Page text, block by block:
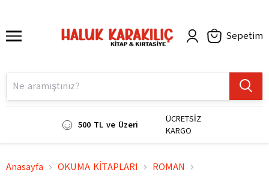
Sepetim
500 TL ve Üzeri
ÜCRETSİZ
KARGO
Anasayfa OKUMA KİTAPLARI
ROMAN